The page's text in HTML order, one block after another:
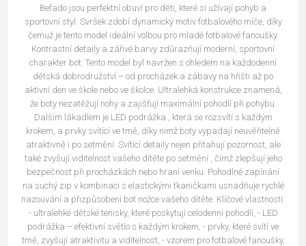
Befado jsou perfektní obuví pro děti, které si užívají pohyb a
sportovní styl. Svršek zdobí dynamický motiv fotbalového míče, díky
čemuž je tento model ideální volbou pro mladé fotbalové fanoušky.
Kontrastní detaily a zářivé barvy zdůrazňují moderní, sportovní
charakter bot. Tento model byl navržen s ohledem na každodenní
dětská dobrodružství – od procházek a zábavy na hřišti až po
aktivní den ve škole nebo ve školce. Ultralehká konstrukce znamená,
že boty nezatěžují nohy a zajišťují maximální pohodlí při pohybu.
Dalším lákadlem je LED podrážka , která se rozsvítí s každým
krokem, a prvky svítící ve tmě, díky nimž boty vypadají neuvěřitelně
atraktivně i po setmění. Svítící detaily nejen přitahují pozornost, ale
také zvyšují viditelnost vašeho dítěte po setmění , čímž zlepšují jeho
bezpečnost při procházkách nebo hraní venku. Pohodlné zapínání
na suchý zip v kombinaci s elastickými tkaničkami usnadňuje rychlé
nazouvání a přizpůsobení bot nožce vašeho dítěte. Klíčové vlastnosti:
- ultralehké dětské tenisky, které poskytují celodenní pohodlí, - LED
podrážka – efektivní světlo s každým krokem, - prvky, které svítí ve
tmě, zvyšují atraktivitu a viditelnost, - vzorem pro fotbalové fanoušky,